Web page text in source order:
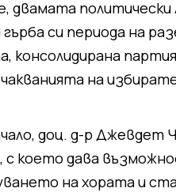
двамата
си периода на
консолидирана
на
доц. д-р Джевдет
с което дава
на хората и